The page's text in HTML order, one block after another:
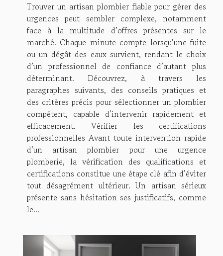
Trouver un artisan plombier fiable pour gérer des
urgences peut sembler complexe, notamment
face à la multitude d’offres présentes sur le
marché. Chaque minute compte lorsqu’une fuite
ou un dégât des eaux survient, rendant le choix
d’un professionnel de confiance d’autant plus
déterminant. Découvrez, à travers les
paragraphes suivants, des conseils pratiques et
des critères précis pour sélectionner un plombier
compétent, capable d’intervenir rapidement et
efficacement. Vérifier les certifications
professionnelles Avant toute intervention rapide
d’un artisan plombier pour une urgence
plomberie, la vérification des qualifications et
certifications constitue une étape clé afin d’éviter
tout désagrément ultérieur. Un artisan sérieux
présente sans hésitation ses justificatifs, comme
le...